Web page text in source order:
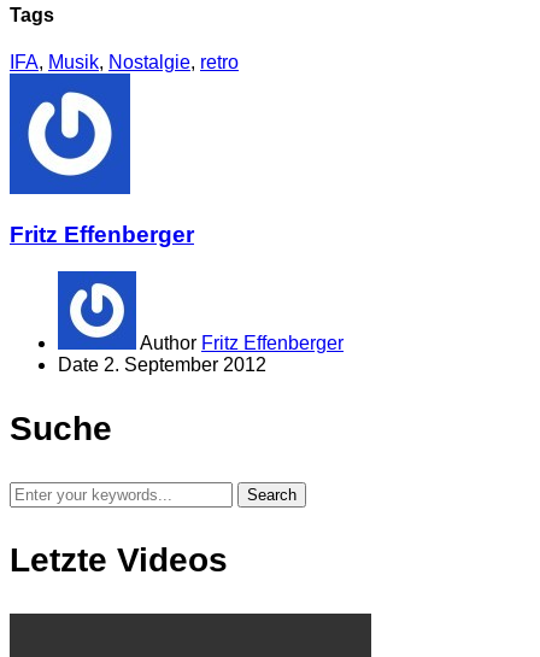
Tags
IFA, Musik, Nostalgie, retro
Fritz Effenberger
Author Fritz Effenberger
Date 2. September 2012
Suche
Letzte Videos